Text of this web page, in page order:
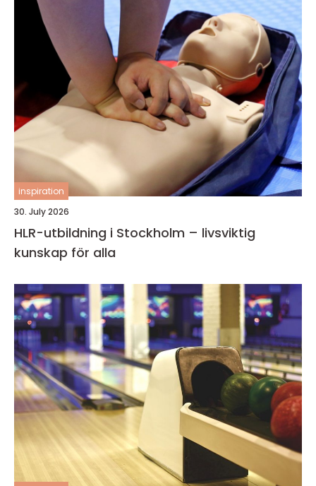
inspiration
30. July 2026
HLR-utbildning i Stockholm – livsviktig
kunskap för alla